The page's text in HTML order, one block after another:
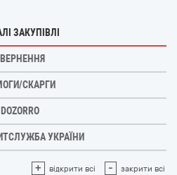
ЗАКУПІВЛІ
СКАРГИ
DOZORRO
УКРАЇНИ
+ відкрити всі - закрити всі